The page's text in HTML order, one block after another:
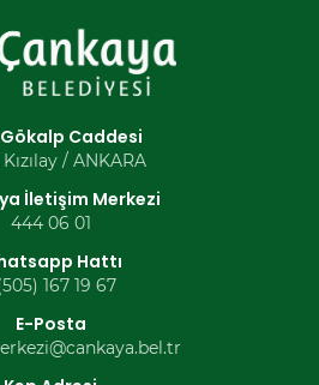
Caddesi
Kızılay / ANKARA
İletişim Merkezi
444 06 01
Hattı
167 19 67
E-Posta